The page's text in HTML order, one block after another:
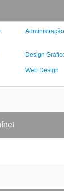
Design
Web Design